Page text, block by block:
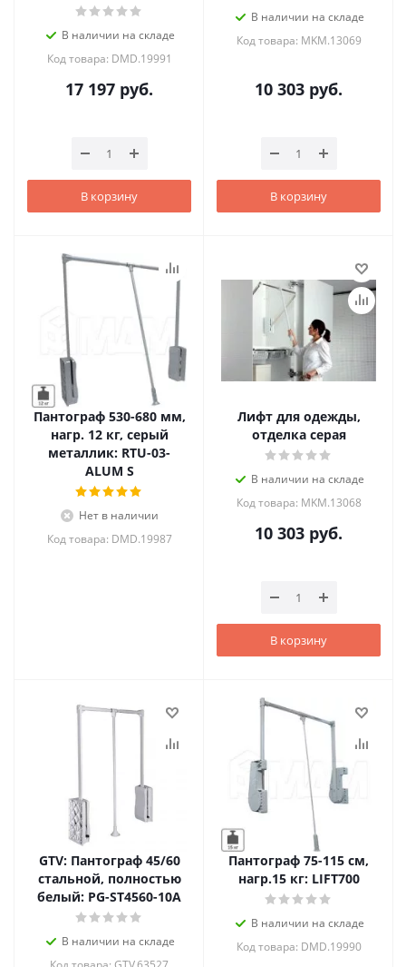
В наличии на складе
Код товара: DMD.19991
17 197 руб.
В корзину
В наличии на складе
Код товара: MKM.13069
10 303 руб.
В корзину
Пантограф 530-680 мм,
нагр. 12 кг, серый
металлик: RTU-03-
ALUM S
Нет в наличии
Код товара: DMD.19987
Лифт для одежды,
отделка серая
В наличии на складе
Код товара: MKM.13068
10 303 руб.
В корзину
GTV: Пантограф 45/60
стальной, полностью
белый: PG-ST4560-10A
В наличии на складе
Пантограф 75-115 см,
нагр.15 кг: LIFT700
В наличии на складе
Код товара: DMD.19990